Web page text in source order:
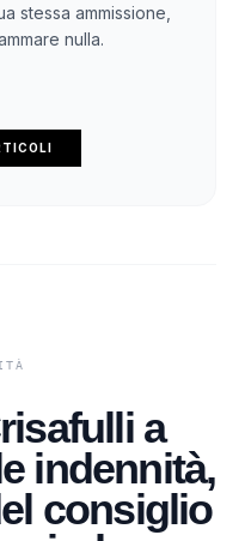
stessa ammissione,
nulla.
a
indennità,
consiglio